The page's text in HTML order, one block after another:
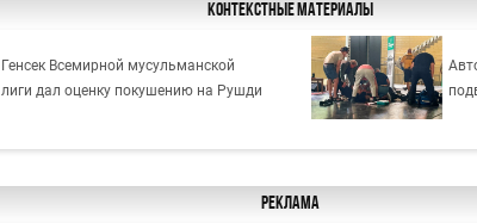
Контекстные материалы
Генсек Всемирной мусульманской
лиги дал оценку покушению на Рушди
Реклама